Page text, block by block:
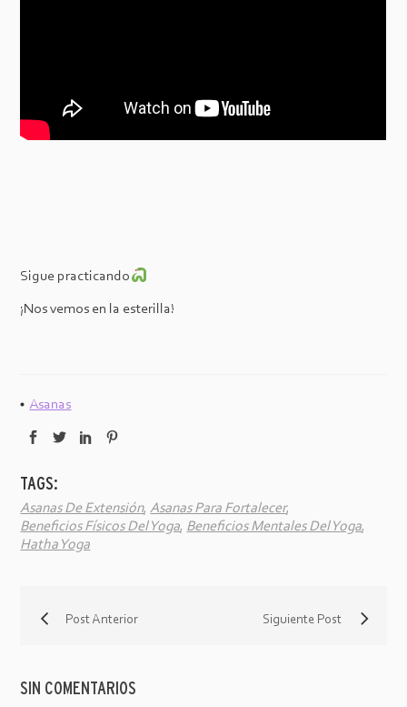
Sigue practicando
¡Nos vemos en la esterilla!
Asanas
TAGS:
Asanas De Extensión,Asanas Para Fortalecer,
Beneficios Físicos Del Yoga, Beneficios Mentales Del Yoga,
Hatha Yoga
Post Anterior Siguiente Post
SIN COMENTARIOS